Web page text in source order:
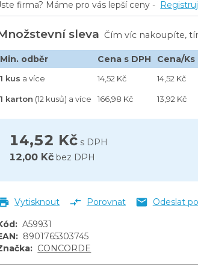
14,52 Kč s DPH
12,00 Kč bez DPH
firma? Máme pro vás lepší ceny -
sleva Čím víc nakoupíte,
Min. odběr Cena s DPH Cena/Ks
1 kus a více 14,52 Kč 14,52 Kč
1 karton (12 kusů) a více 166,98 Kč 13,92 Kč
Vytisknout Porovnat Odeslat
: A59931
: 8901765303745
: CONCORDE